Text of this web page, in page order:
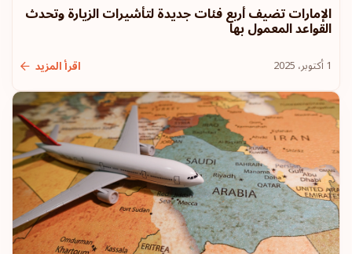
الإمارات تضيف أربع فئات جديدة لتأشيرات الزيارة وتحدث
القواعد المعمول بها
1 أكتوبر، 2025 اقرأ المزيد